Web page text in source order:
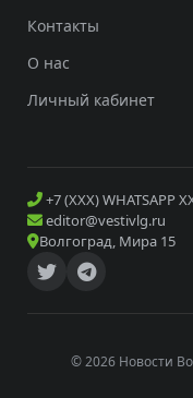
Контакты
О нас
Личный кабинет
+7 (XXX) WHATSAPP
editor@vestivlg.ru
Волгоград, Мира 15
© 2026 Новости